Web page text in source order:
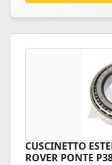
CUSCINETTO
ROVER PONTE